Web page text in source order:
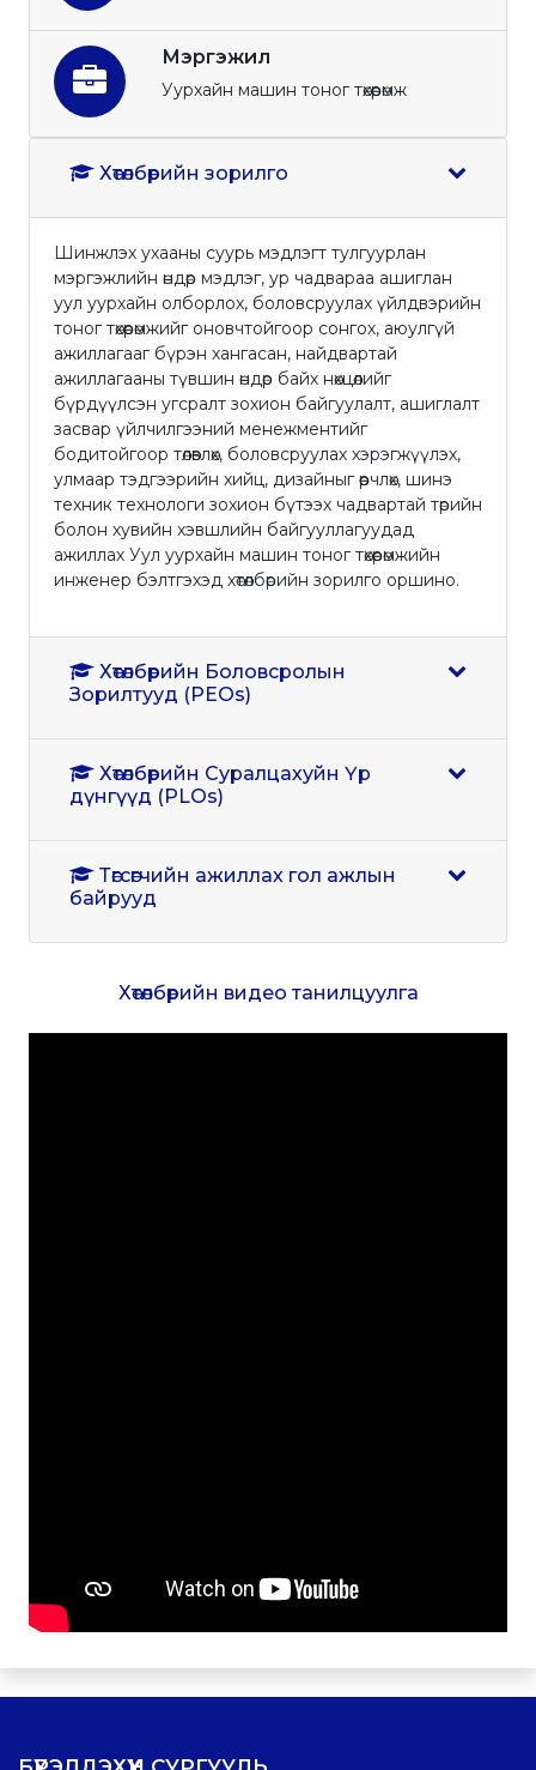
Мэргэжил
Уурхайн машин тоног төхөөрөмж
Хөтөлбөрийн зорилго
Шинжлэх ухааны суурь мэдлэгт тулгуурлан
мэргэжлийн өндөр мэдлэг, ур чадвараа ашиглан
уул уурхайн олборлох, боловсруулах үйлдвэрийн
тоног төхөөрөмжийг оновчтойгоор сонгох, аюулгүй
ажиллагааг бүрэн хангасан, найдвартай
ажиллагааны түвшин өндөр байх нөхцөлийг
бүрдүүлсэн угсралт зохион байгуулалт, ашиглалт
засвар үйлчилгээний менежментийг
бодитойгоор төлөвлөх, боловсруулах хэрэгжүүлэх,
улмаар тэдгээрийн хийц, дизайныг өөрчлөх, шинэ
техник технологи зохион бүтээх чадвартай төрийн
болон хувийн хэвшлийн байгууллагуудад
ажиллах Уул уурхайн машин тоног төхөөрөмжийн
инженер бэлтгэхэд хөтөлбөрийн зорилго оршино.
Зорилтууд (PEOs)
дүнгүүд (PLOs)
байрууд
Хөтөлбөрийн видео танилцуулга